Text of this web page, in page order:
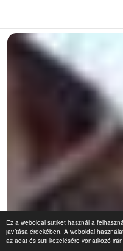
Ez a weboldal sütiket használ a
javítása érdekében. A weboldal
az adat és süti kezelésére vonatkozó